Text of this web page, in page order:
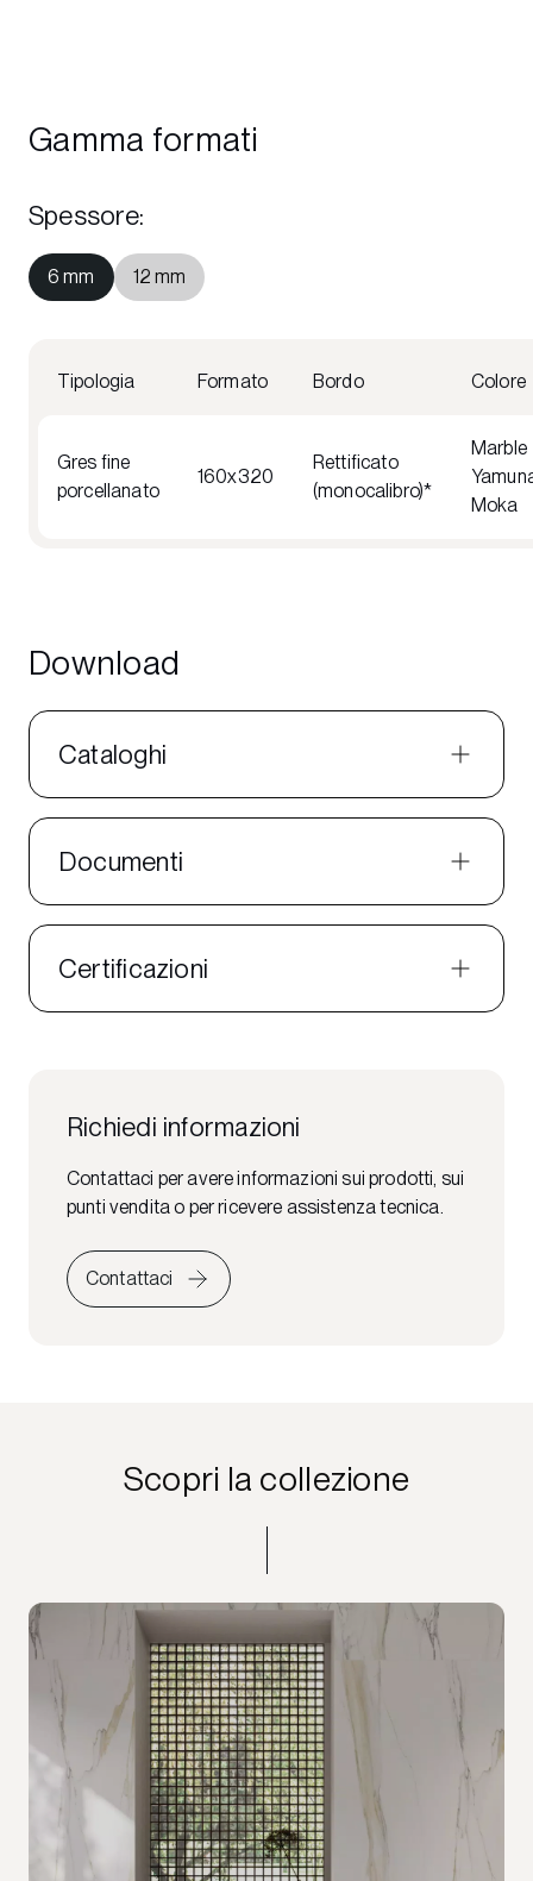
Gamma formati
Spessore:
6 mm 12 mm
Tipologia Formato Bordo Colore
Gres fine
porcellanato
160x320
Rettificato
(monocalibro)*
Marble
Moka
Download
Cataloghi
Documenti
Certificazioni
Richiedi informazioni
Contattaci per avere informazioni sui prodotti, sui
punti vendita o per ricevere assistenza tecnica.
Contattaci
Scopri la collezione